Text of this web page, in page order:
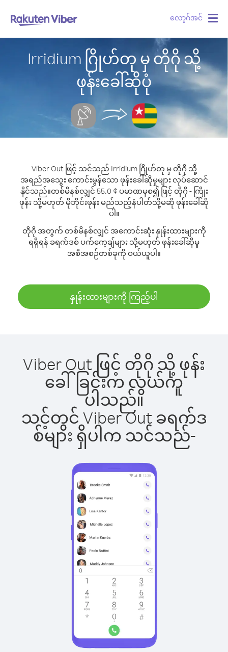
လော့ဂ်အင်
Irridium ဂြိုဟ်တု မှ တိုဂို သို့
ဖုန်းခေါ်ဆိုပုံ
Viber Out ဖြင့် သင်သည် Irridium ဂြိုဟ်တု မှ တိုဂို သို့
အရည်အသွေး ကောင်းမွန်သော ဖုန်းခေါ်ဆိုမှုများ လုပ်ဆောင်
နိုင်သည်။တစ်မိနစ်လျှင် 55.0 ¢ ပမာဏမှစ၍ ဖြင့် တိုဂို - ကြိုး
ဖုန်း သို့မဟုတ် မိုဘိုင်းဖုန်း မည်သည့်နံပါတ်သို့မဆို ဖုန်းခေါ်ဆို
ပါ။
တိုဂို အတွက် တစ်မိနစ်လျှင် အကောင်းဆုံး နှုန်းထားများကို
ရရှိရန် ခရက်ဒစ် ပက်ကေ့ချ်များ သို့မဟုတ် ဖုန်းခေါ်ဆိုမှု
အစီအစဉ်တစ်ခုကို ဝယ်ယူပါ။
နှုန်းထားများကို ကြည့်ပါ
Viber Out ဖြင့် တိုဂို သို့ ဖုန်း
ခေါ်ခြင်းက လွယ်ကူ
ပါသည်။
သင့်တွင် Viber Out ခရက်ဒ
စ်များ ရှိပါက သင်သည်-